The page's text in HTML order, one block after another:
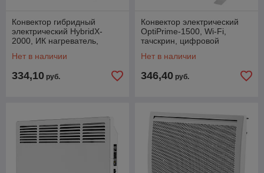
Конвектор гибридный
электрический HybridX-
2000, ИК нагреватель,
Denzel
Нет в наличии
334,10 руб.
Конвектор электрический
OptiPrime-1500, Wi-Fi,
тачскрин, цифровой
Нет в наличии
346,40 руб.